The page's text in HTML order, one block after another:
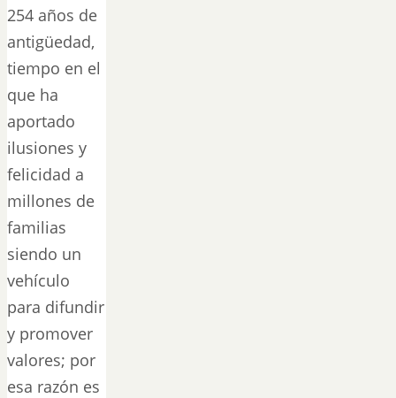
254 años de
antigüedad,
tiempo en el
que ha
aportado
ilusiones y
felicidad a
millones de
familias
siendo un
vehículo
para difundir
y promover
valores; por
esa razón es